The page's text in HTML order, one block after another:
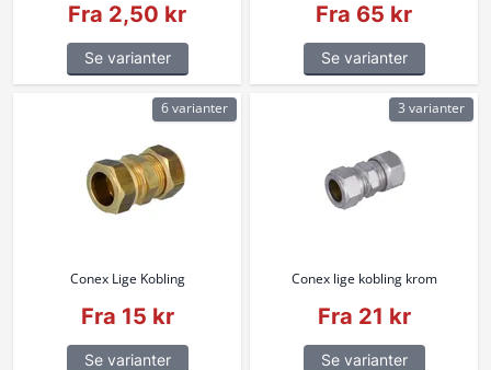
Fra 2,50 kr
Se varianter
Fra 65 kr
Se varianter
Conex Lige Kobling
Fra 15 kr
Se varianter
6 varianter
Conex lige kobling krom
Fra 21 kr
Se varianter
3 varianter